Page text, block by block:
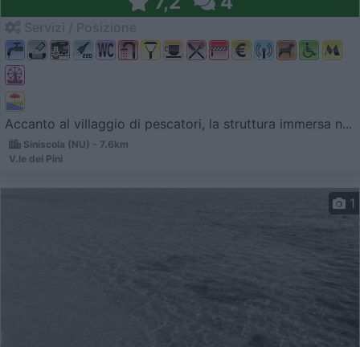
Accanto al villaggio di pescatori, la struttura immersa n...
Siniscola (NU) - 7.6km
V.le dei Pini
1